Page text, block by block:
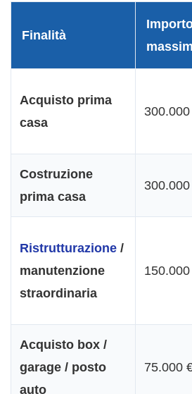
Finalità
Acquisto prima
casa
Costruzione
prima casa
Ristrutturazione /
manutenzione
straordinaria
Acquisto box /
garage / posto
auto
75.000